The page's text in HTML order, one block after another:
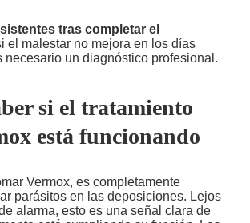
tras completar el
el malestar no mejora en los días
necesario un diagnóstico profesional.
si el tratamiento
está funcionando
Vermox, es completamente
parásitos en las deposiciones. Lejos
alarma, esto es una señal clara de